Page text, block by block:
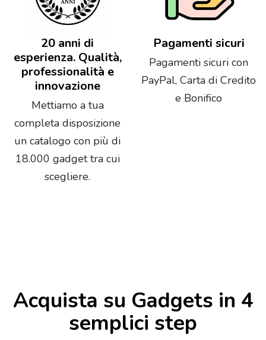
20 anni di
esperienza. Qualità,
professionalità e
innovazione
Mettiamo a tua
completa disposizione
un catalogo con più di
18.000 gadget tra cui
scegliere.
Pagamenti sicuri
Pagamenti sicuri con
PayPal, Carta di Credito
e Bonifico
Acquista su Gadgets in 4
semplici step